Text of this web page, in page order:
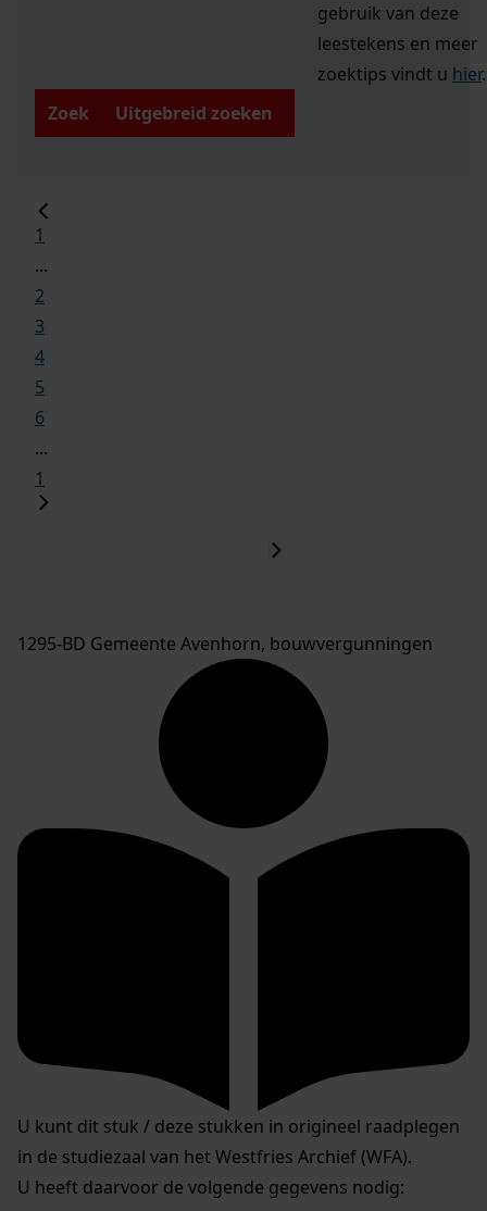
gebruik van deze
leestekens en meer
zoektips vindt u hier.
Zoek
Uitgebreid zoeken
1
...
2
3
4
5
6
...
1
1295-BD Gemeente Avenhorn, bouwvergunningen
U kunt dit stuk / deze stukken in origineel raadplegen
in de studiezaal van het Westfries Archief (WFA).
U heeft daarvoor de volgende gegevens nodig: